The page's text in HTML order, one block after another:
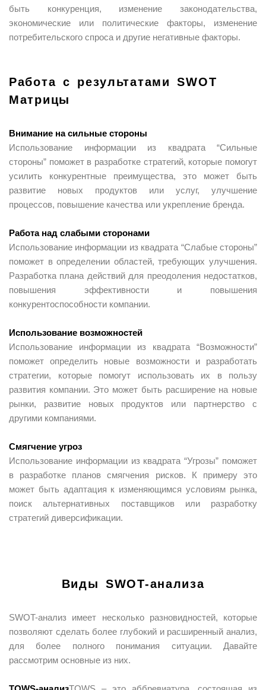
быть конкуренция, изменение законодательства,
экономические или политические факторы, изменение
потребительского спроса и другие негативные факторы.
Работа с результатами SWOT
Матрицы
Внимание на сильные стороны
Использование информации из квадрата “Сильные
стороны” поможет в разработке стратегий, которые помогут
усилить конкурентные преимущества, это может быть
развитие новых продуктов или услуг, улучшение
процессов, повышение качества или укрепление бренда.
Работа над слабыми сторонами
Использование информации из квадрата “Слабые стороны”
поможет в определении областей, требующих улучшения.
Разработка плана действий для преодоления недостатков,
повышения эффективности и повышения
конкурентоспособности компании.
Использование возможностей
Использование информации из квадрата “Возможности”
поможет определить новые возможности и разработать
стратегии, которые помогут использовать их в пользу
развития компании. Это может быть расширение на новые
рынки, развитие новых продуктов или партнерство с
другими компаниями.
Смягчение угроз
Использование информации из квадрата “Угрозы” поможет
в разработке планов смягчения рисков. К примеру это
может быть адаптация к изменяющимся условиям рынка,
поиск альтернативных поставщиков или разработку
стратегий диверсификации.
Виды SWOT-анализа
SWOT-анализ имеет несколько разновидностей, которые
позволяют сделать более глубокий и расширенный анализ,
для более полного понимания ситуации. Давайте
рассмотрим основные из них.